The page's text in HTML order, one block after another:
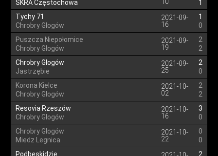
SKRA Częstochowa
1
Tychy 71
Chrobry Głogów
2021-09-
16
1
0
Puszcza Niepołomice
Chrobry Głogów
2021-09-
19
2
2
Chrobry Głogów
Jastrzębie
2021-09-
25
2
0
Korona Kielce
Chrobry Głogów
2021-10-
02
2
2
Resovia Rzeszów
Chrobry Głogów
2021-10-
16
3
0
Chrobry Głogów
Miedz Legnica
2021-10-
22
0
0
Podbeskidzie
2